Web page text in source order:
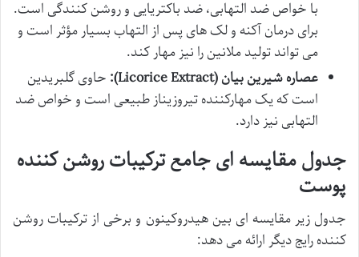
با خواص ضد التهابی، ضد باکتریایی و روشن کنندگی است.
برای درمان آکنه و لک های پس از التهاب بسیار مؤثر است و
می تواند تولید ملانین را نیز مهار کند.
عصاره شیرین بیان (Licorice Extract):
حاوی گلبریدین
است که یک مهارکننده تیروزیناز طبیعی است و خواص ضد
التهابی نیز دارد.
جدول مقایسه ای جامع ترکیبات روشن کننده
پوست
جدول زیر مقایسه ای بین هیدروکینون و برخی از ترکیبات روشن
کننده رایج دیگر ارائه می دهد: